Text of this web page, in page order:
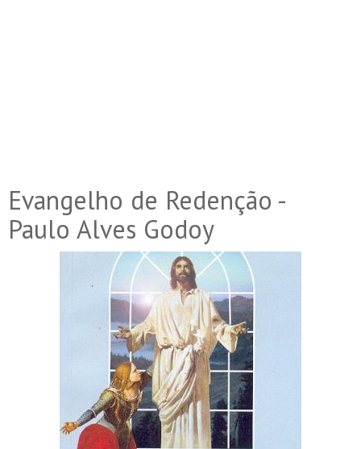
Evangelho de Redenção -
Paulo Alves Godoy